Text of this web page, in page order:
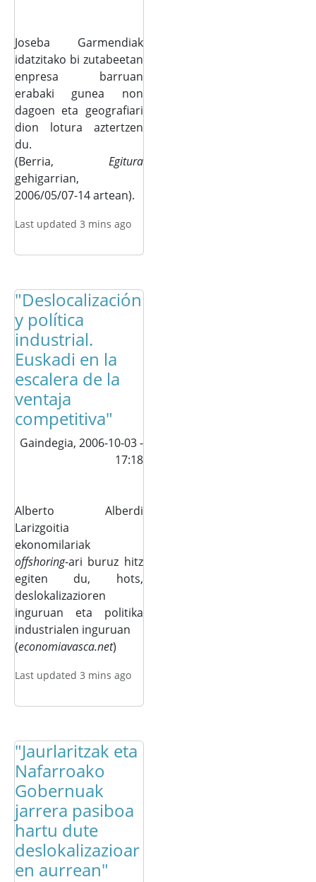
Joseba Garmendiak
idatzitako bi zutabeetan
enpresa barruan
erabaki gunea non
dagoen eta geografiari
dion lotura aztertzen
du.
(Berria, Egitura
gehigarrian,
2006/05/07-14 artean).
Last updated 3 mins ago
"Deslocalización
y política
industrial.
Euskadi en la
escalera de la
ventaja
competitiva"
Gaindegia, 2006-10-03 -
17:18
Alberto Alberdi
Larizgoitia
ekonomilariak
offshoring-ari buruz hitz
egiten du, hots,
deslokalizazioren
inguruan eta politika
industrialen inguruan
(economiavasca.net)
Last updated 3 mins ago
"Jaurlaritzak eta
Nafarroako
Gobernuak
jarrera pasiboa
hartu dute
deslokalizazioar
en aurrean"